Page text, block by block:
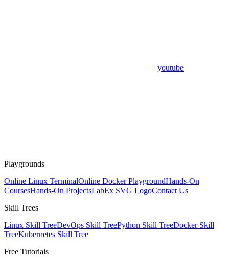
youtube
Playgrounds
Online Linux TerminalOnline Docker PlaygroundHands-On
CoursesHands-On ProjectsLabEx SVG LogoContact Us
Skill Trees
Linux Skill TreeDevOps Skill TreePython Skill TreeDocker Skill
TreeKubernetes Skill Tree
Free Tutorials